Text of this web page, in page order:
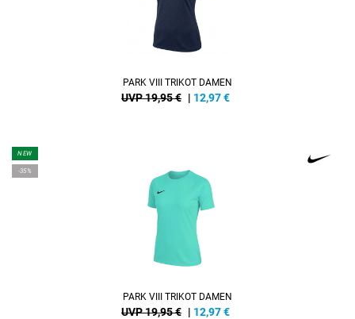
PARK VIII TRIKOT DAMEN
UVP 19,95 € | 12,97€
NEW
-35%
PARK VIII TRIKOT DAMEN
UVP 19,95 € | 12,97€